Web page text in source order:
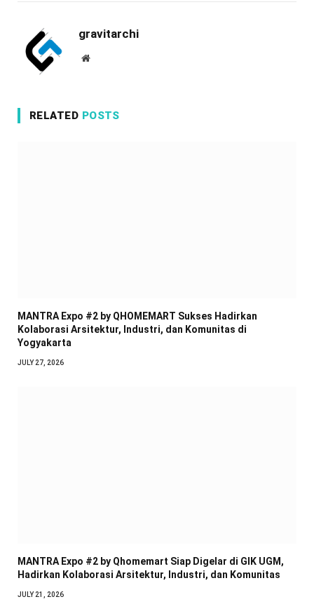
gravitarchi
Website
RELATED POSTS
MANTRA Expo #2 by QHOMEMART Sukses Hadirkan
Kolaborasi Arsitektur, Industri, dan Komunitas di
Yogyakarta
JULY 27, 2026
MANTRA Expo #2 by Qhomemart Siap Digelar di GIK UGM,
Hadirkan Kolaborasi Arsitektur, Industri, dan Komunitas
JULY 21, 2026